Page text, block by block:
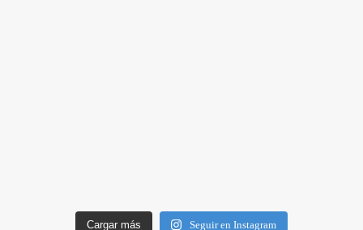
Cargar más Seguir en Instagram